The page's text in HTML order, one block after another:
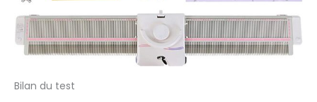
Bilan du test